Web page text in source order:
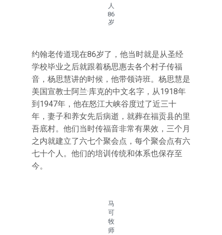
人
86
岁
约翰老传道现在86岁了，他当时就是从圣经
学校毕业之后就跟着杨思惠去各个村子传福
音，杨思慧讲的时候，他带领诗班。杨思慧是
美国宣教士阿兰·库克的中文名字，从1918年
到1947年，他在怒江大峡谷度过了近三十
年，妻子和养女先后病逝，就葬在福贡县的里
吾底村。他们当时传福音非常有果效，三个月
之内就建立了六七个聚会点，每个聚会点有六
七十个人。他们的培训传统和体系也保存至
今。
马
可
牧
师